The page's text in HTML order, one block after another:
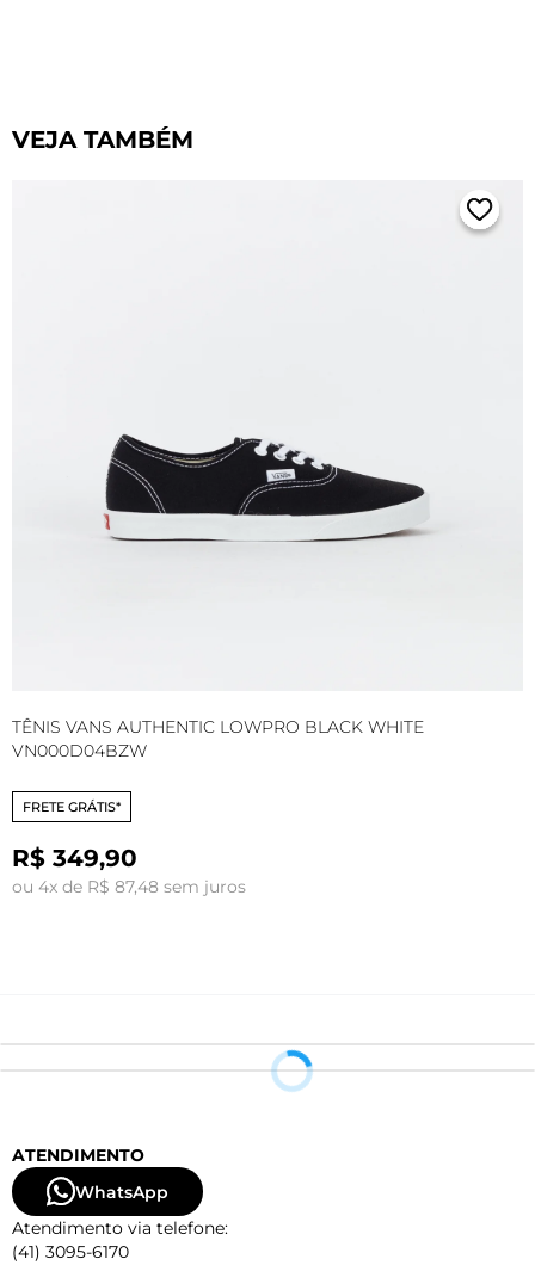
VEJA TAMBÉM
TÊNIS VANS AUTHENTIC LOWPRO BLACK WHITE
VN000D04BZW
FRETE GRÁTIS*
R$ 349,90
ou 4x de R$ 87,48 sem juros
ATENDIMENTO
WhatsApp
Atendimento via telefone:
(41) 3095-6170